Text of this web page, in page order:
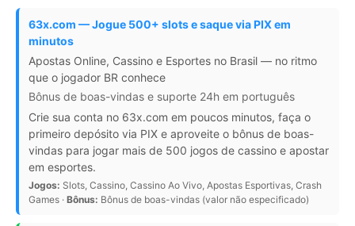
63x.com — Jogue 500+ slots e saque via PIX em
minutos
Apostas Online, Cassino e Esportes no Brasil — no ritmo
que o jogador BR conhece
Bônus de boas-vindas e suporte 24h em português
Crie sua conta no 63x.com em poucos minutos, faça o
primeiro depósito via PIX e aproveite o bônus de boas-
vindas para jogar mais de 500 jogos de cassino e apostar
em esportes.
Jogos: Slots, Cassino, Cassino Ao Vivo, Apostas Esportivas, Crash
Games · Bônus: Bônus de boas-vindas (valor não especificado)